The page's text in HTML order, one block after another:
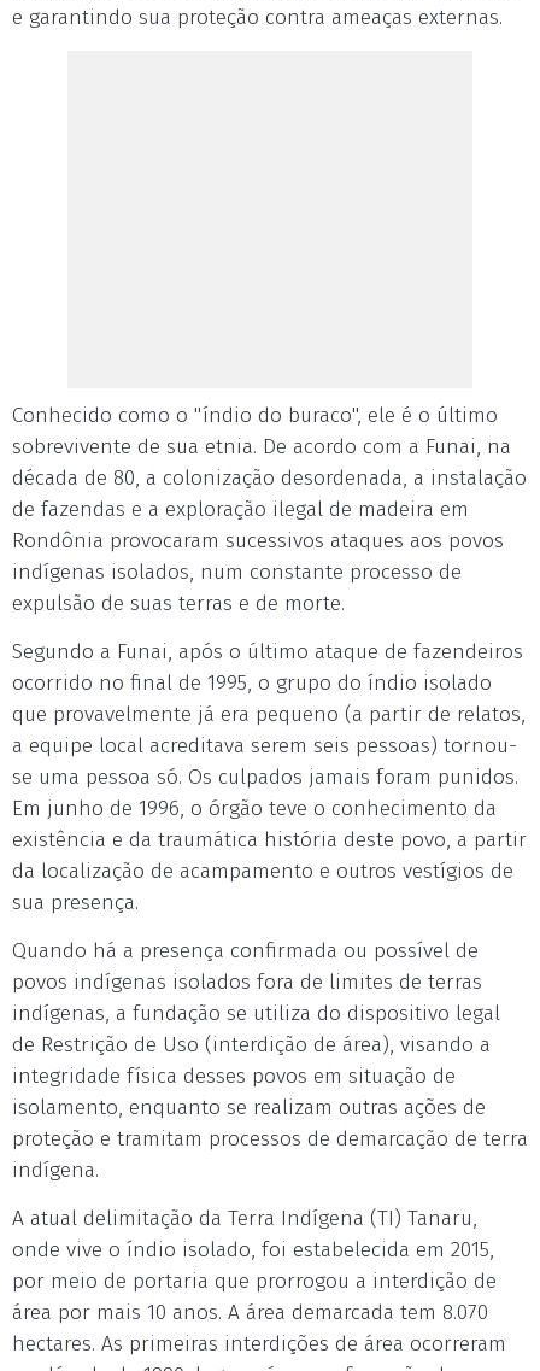
e garantindo sua proteção contra ameaças externas.
Conhecido como o "índio do buraco", ele é o último
sobrevivente de sua etnia. De acordo com a Funai, na
década de 80, a colonização desordenada, a instalação
de fazendas e a exploração ilegal de madeira em
Rondônia provocaram sucessivos ataques aos povos
indígenas isolados, num constante processo de
expulsão de suas terras e de morte.
Segundo a Funai, após o último ataque de fazendeiros
ocorrido no final de 1995, o grupo do índio isolado
que provavelmente já era pequeno (a partir de relatos,
a equipe local acreditava serem seis pessoas) tornou-
se uma pessoa só. Os culpados jamais foram punidos.
Em junho de 1996, o órgão teve o conhecimento da
existência e da traumática história deste povo, a partir
da localização de acampamento e outros vestígios de
sua presença.
Quando há a presença confirmada ou possível de
povos indígenas isolados fora de limites de terras
indígenas, a fundação se utiliza do dispositivo legal
de Restrição de Uso (interdição de área), visando a
integridade física desses povos em situação de
isolamento, enquanto se realizam outras ações de
proteção e tramitam processos de demarcação de terra
indígena.
A atual delimitação da Terra Indígena (TI) Tanaru,
onde vive o índio isolado, foi estabelecida em 2015,
por meio de portaria que prorrogou a interdição de
área por mais 10 anos. A área demarcada tem 8.070
hectares. As primeiras interdições de área ocorreram